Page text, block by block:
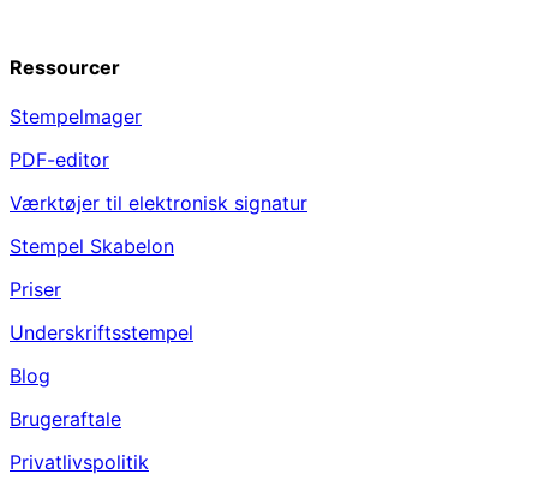
Ressourcer
Stempelmager
PDF-editor
Værktøjer til elektronisk signatur
Stempel Skabelon
Priser
Underskriftsstempel
Blog
Brugeraftale
Privatlivspolitik